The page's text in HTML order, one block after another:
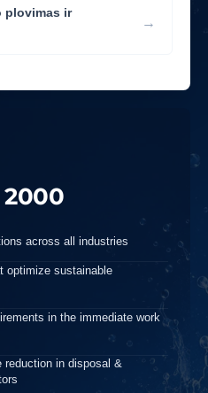
plovimas ir
→
2000
across all industries
optimize sustainable
in the immediate work
reduction in disposal &